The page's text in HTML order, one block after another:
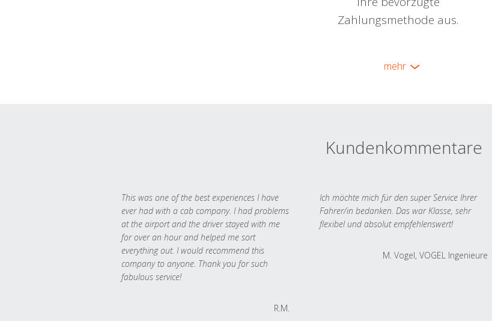
Zahlungsmethode aus.
mehr
Kundenkommentare
This was one of the best experiences I have
ever had with a cab company. I had problems
at the airport and the driver stayed with me
for over an hour and helped me sort
everything out. I would recommend this
company to anyone. Thank you for such
fabulous service!
R.M.
Ich möchte mich für den super Service Ihrer
Fahrer/in bedanken. Das war Klasse, sehr
flexibel und absolut empfehlenswert!
M. Vogel, VOGEL Ingenieure